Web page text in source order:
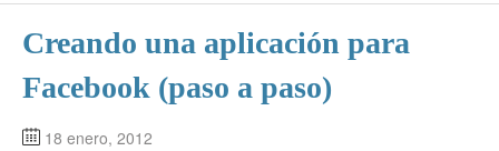
Creando una aplicación para
Facebook (paso a paso)
18 enero, 2012